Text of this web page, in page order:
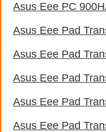
Asus Eee PC
Asus Eee Pad
Asus Eee Pad
Asus Eee Pad
Asus Eee Pad
Asus Eee Pad